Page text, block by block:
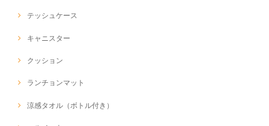
テッシュケース
キャニスター
クッション
ランチョンマット
涼感タオル（ボトル付き）